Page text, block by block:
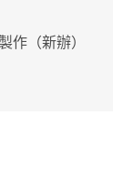
作（新辦）